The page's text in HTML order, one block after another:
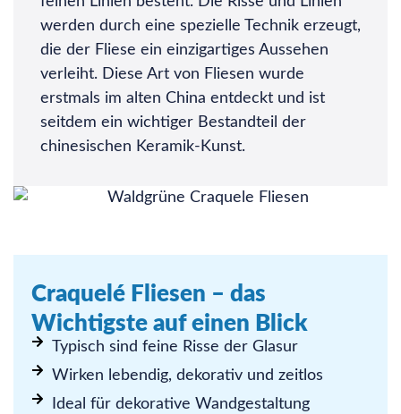
werden durch eine spezielle Technik erzeugt,
die der Fliese ein einzigartiges Aussehen
verleiht. Diese Art von Fliesen wurde
erstmals im alten China entdeckt und ist
seitdem ein wichtiger Bestandteil der
chinesischen Keramik-Kunst.
Craquelé Fliesen – das
Wichtigste auf einen Blick
Typisch sind feine Risse der Glasur
Wirken lebendig, dekorativ und zeitlos
Ideal für dekorative Wandgestaltung